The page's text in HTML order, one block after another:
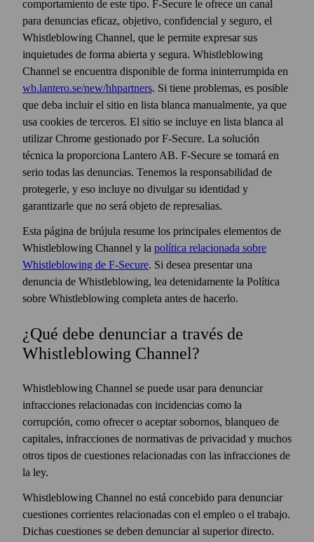
comportamiento de este tipo. F‑Secure le ofrece un canal
para denuncias eficaz, objetivo, confidencial y seguro, el
Whistleblowing Channel, que le permite expresar sus
inquietudes de forma abierta y segura. Whistleblowing
Channel se encuentra disponible de forma ininterrumpida en
wb.lantero.se/new/hhpartners. Si tiene problemas, es posible
que deba incluir el sitio en lista blanca manualmente, ya que
usa cookies de terceros. El sitio se incluye en lista blanca al
utilizar Chrome gestionado por F‑Secure. La solución
técnica la proporciona Lantero AB. F‑Secure se tomará en
serio todas las denuncias. Tenemos la responsabilidad de
protegerle, y eso incluye no divulgar su identidad y
garantizarle que no será objeto de represalias.
Esta página de brújula resume los principales elementos de
Whistleblowing Channel y la política relacionada sobre
Whistleblowing de F‑Secure. Si desea presentar una
denuncia de Whistleblowing, lea detenidamente la Política
sobre Whistleblowing completa antes de hacerlo.
¿Qué debe denunciar a través de
Whistleblowing Channel?
Whistleblowing Channel se puede usar para denunciar
infracciones relacionadas con incidencias como la
corrupción, como ofrecer o aceptar sobornos, blanqueo de
capitales, infracciones de normativas de privacidad y muchos
otros tipos de cuestiones relacionadas con las infracciones de
la ley.
Whistleblowing Channel no está concebido para denunciar
cuestiones corrientes relacionadas con el empleo o el trabajo.
Dichas cuestiones se deben denunciar al superior directo.